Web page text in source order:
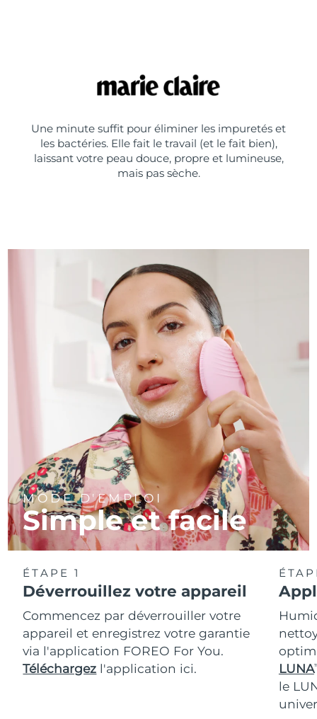
Une minute suffit pour éliminer les impuretés et
les bactéries. Elle fait le travail (et le fait bien),
laissant votre peau douce, propre et lumineuse,
mais pas sèche.
MODE D'EMPLOI
Simple et facile
ÉTAPE 1
Déverrouillez votre appareil
Commencez par déverrouiller votre
appareil et enregistrez votre garantie
via l'application FOREO For You.
Téléchargez l'application ici.
LUNA
le